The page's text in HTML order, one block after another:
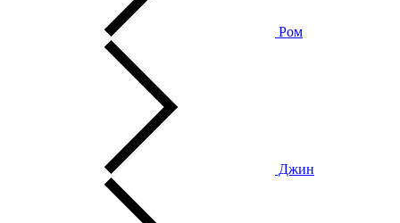
Ром
Джин